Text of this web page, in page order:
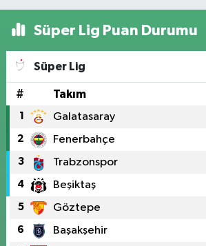
Süper Lig Puan Durumu
Süper Lig
# Takım
1 Galatasaray
2 Fenerbahçe
3 Trabzonspor
4 Beşiktaş
5 Göztepe
6 Başakşehir